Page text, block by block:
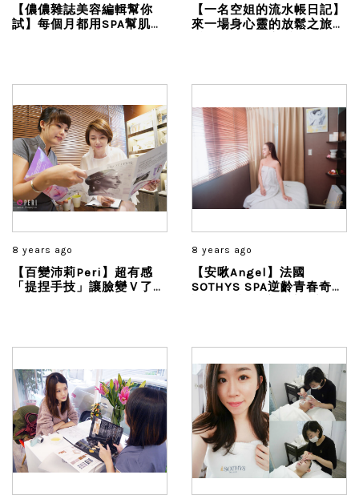
【儂儂雜誌美容編輯幫你
試】每個月都用SPA幫肌膚
【一名空姐的流水帳日記】
來一場身心靈的放鬆之旅寵
8 years ago
【百變沛莉Peri】超有感
「提捏手技」讓臉變Ｖ了～
8 years ago
【安啾Angel】法國
SOTHYS SPA逆齡青春奇蹟